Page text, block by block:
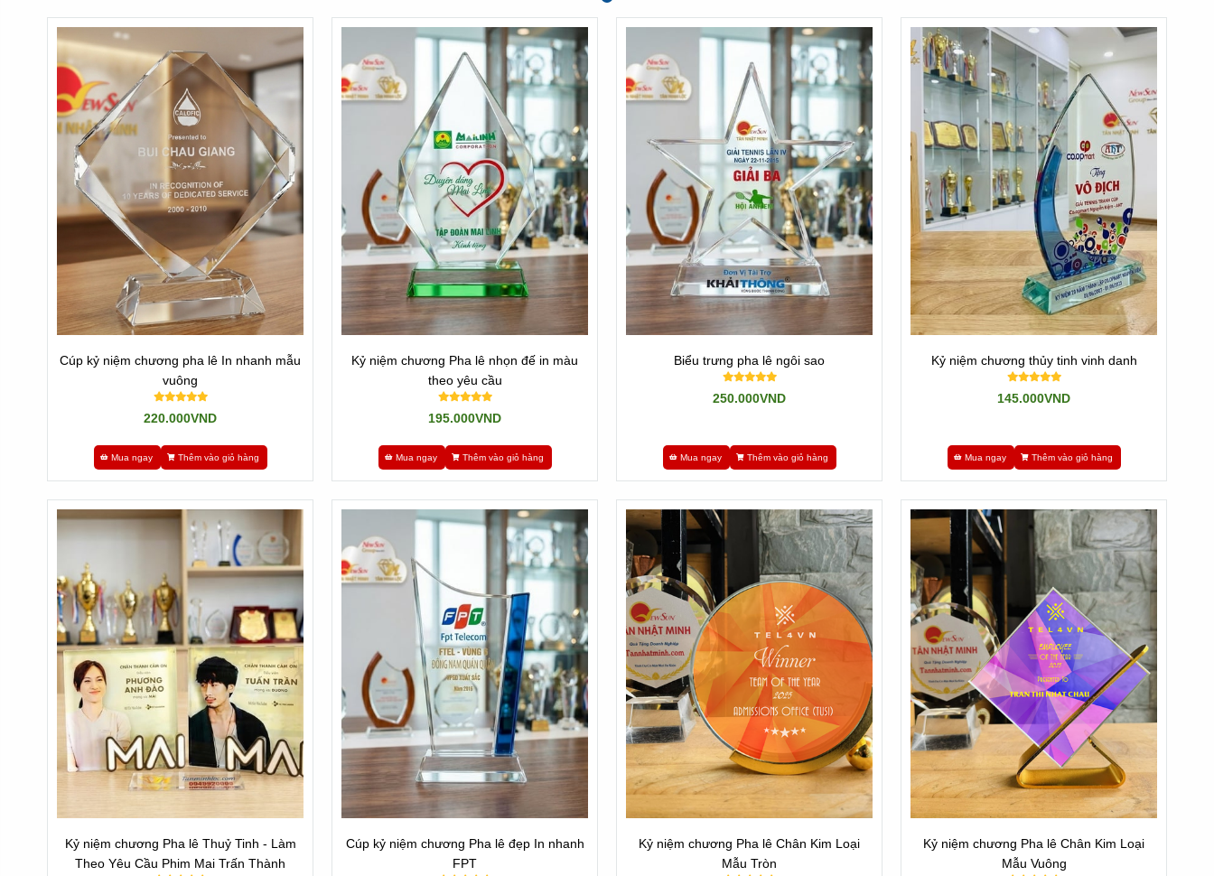
Quí khách chọn mẫu nào mình ưng ý nhất và Add zalo gửi bộ phận KD: 0901460008 / 0909491080 / 0901400018
Chúng tôi sẽ chuyển qua bộ phận kỹ thuật xử lý nhanh trong vòng 1-2h.
Sau đó sẽ trình quí khách duyệt hoặc chỉnh sửa.
Bước cuối cùng là chờ vài ngày sẽ có hàng, chúng tôi sẽ chuyển đến tay bạn!
* Đặc biệt: Newsun Tân Nhật Minh - Vua Quà Việt nhận làm hàng gấp 1 ngày có hàng.
Khi có nhu cầu gấp hãy gọi cho chúng tôi ngay nhé: Hotline 0901460008
Còn nếu không gấp thì cứ Add zalo số trên hoặc liên hệ các bạn kinh doanh cuối trang web.
Các bạn có thể tham khảo thêm các mẫu mã khác ở đây:Kỷ niệm chương đẹp
Tham khảoVề Chúng Tôi
Hoặc quay về Trang chủ
Cúp kỷ niệm chương pha lê In nhanh mẫu
vuông
220.000VND
Mua ngay Thêm vào giỏ hàng
Kỷ niệm chương Pha lê nhọn đế in màu
theo yêu cầu
195.000VND
Mua ngay Thêm vào giỏ hàng
Biểu trưng pha lê ngôi sao
250.000VND
Mua ngay Thêm vào giỏ hàng
Kỷ niệm chương thủy tinh vinh danh
145.000VND
Mua ngay Thêm vào giỏ hàng
Kỷ niệm chương Pha lê Thuỷ Tinh - Làm
Theo Yêu Cầu Phim Mai Trấn Thành
Cúp kỷ niệm chương Pha lê đẹp In nhanh
FPT
Kỷ niệm chương Pha lê Chân Kim Loại
Mẫu Tròn
Kỷ niệm chương Pha lê Chân Kim Loại
Mẫu Vuông